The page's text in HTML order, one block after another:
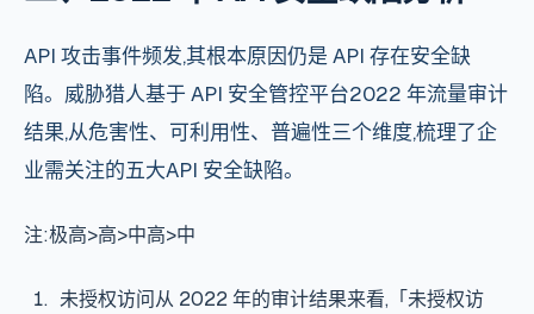
API 攻击事件频发,其根本原因仍是 API 存在安全缺
陷。威胁猎人基于 API 安全管控平台2022 年流量审计
结果,从危害性、可利用性、普遍性三个维度,梳理了企
业需关注的五大API 安全缺陷。
注:极高>高>中高>中
未授权访问从 2022 年的审计结果来看,「未授权访